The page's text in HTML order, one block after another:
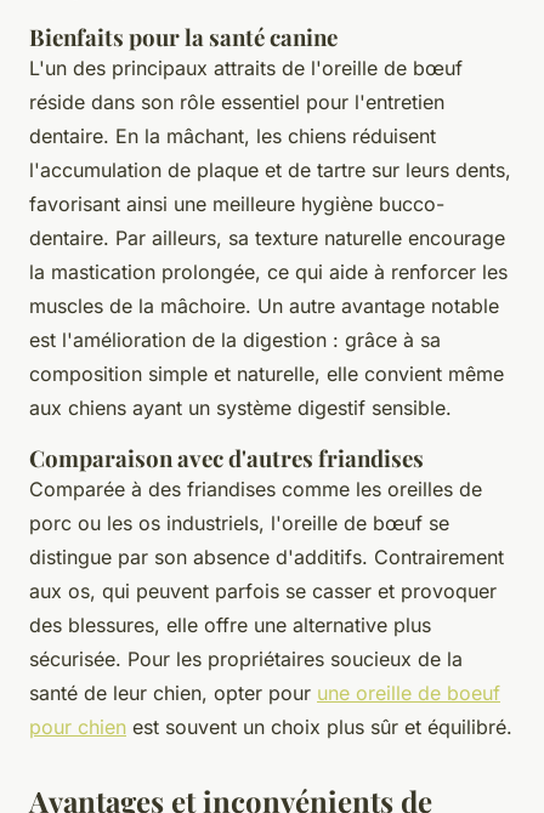
Bienfaits pour la santé canine
L'un des principaux attraits de l'oreille de bœuf
réside dans son rôle essentiel pour l'entretien
dentaire. En la mâchant, les chiens réduisent
l'accumulation de plaque et de tartre sur leurs dents,
favorisant ainsi une meilleure hygiène bucco-
dentaire. Par ailleurs, sa texture naturelle encourage
la mastication prolongée, ce qui aide à renforcer les
muscles de la mâchoire. Un autre avantage notable
est l'amélioration de la digestion : grâce à sa
composition simple et naturelle, elle convient même
aux chiens ayant un système digestif sensible.
Comparaison avec d'autres friandises
Comparée à des friandises comme les oreilles de
porc ou les os industriels, l'oreille de bœuf se
distingue par son absence d'additifs. Contrairement
aux os, qui peuvent parfois se casser et provoquer
des blessures, elle offre une alternative plus
sécurisée. Pour les propriétaires soucieux de la
santé de leur chien, opter pour une oreille de boeuf
pour chien est souvent un choix plus sûr et équilibré.
Avantages et inconvénients de